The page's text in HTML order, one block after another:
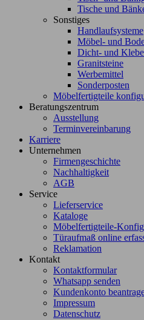
Tische und
Sonstiges
Handlaufsysteme
Möbel- und
Dicht- und
Granitsteine
Werbemittel
Sonderposten
Möbelfertigteile
Beratungszentrum
Ausstellung
Terminvereinbarung
Karriere
Unternehmen
Firmengeschichte
Nachhaltigkeit
AGB
Service
Lieferservice
Kataloge
Möbelfertigteile-
Türaufmaß online
Reklamation
Kontakt
Kontaktformular
Whatsapp senden
Kundenkonto
Impressum
Datenschutz